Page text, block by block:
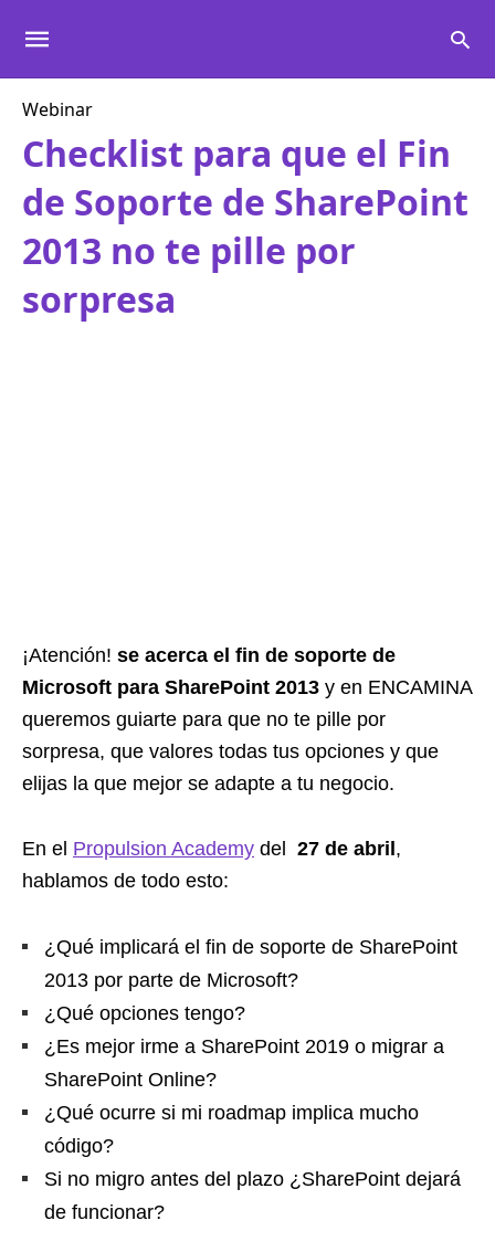
Webinar
Checklist para que el Fin
de Soporte de SharePoint
2013 no te pille por
sorpresa
¡Atención! se acerca el fin de soporte de
Microsoft para SharePoint 2013 y en ENCAMINA
queremos guiarte para que no te pille por
sorpresa, que valores todas tus opciones y que
elijas la que mejor se adapte a tu negocio.
En el Propulsion Academy del 27 de abril ,
hablamos de todo esto:
¿Qué implicará el fin de soporte de SharePoint
2013 por parte de Microsoft?
¿Qué opciones tengo?
¿Es mejor irme a SharePoint 2019 o migrar a
SharePoint Online?
¿Qué ocurre si mi roadmap implica mucho
código?
Si no migro antes del plazo ¿SharePoint dejará
de funcionar?